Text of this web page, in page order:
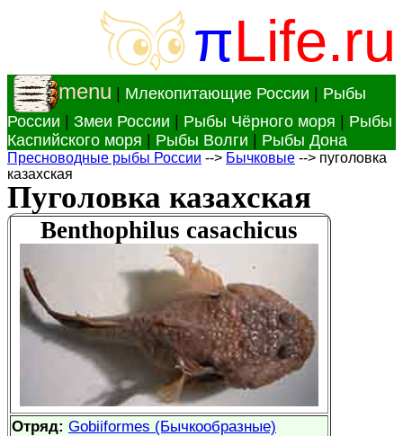
πLife.ru
menu Млекопитающие России
Рыбы
России
Змеи России Рыбы Чёрного моря
Рыбы
Каспийского моря
Рыбы Волги Рыбы Дона
Пресноводные рыбы России --> Бычковые --> пуголовка
казахская
Пуголовка казахская
Benthophilus casachicus
Отряд: Gobiiformes (Бычкообразные)